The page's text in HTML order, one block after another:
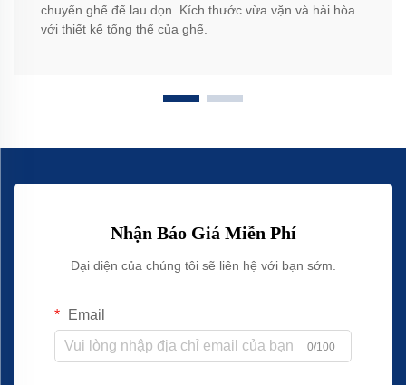
chuyển ghế để lau dọn. Kích thước vừa vặn và hài hòa
với thiết kế tổng thể của ghế.
Nhận Báo Giá Miễn Phí
Đại diện của chúng tôi sẽ liên hệ với bạn sớm.
Email
0/100